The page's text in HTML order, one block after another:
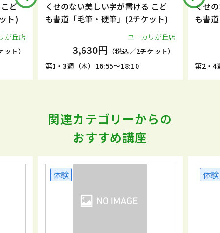
ど
ト)
が丘店
ト）
くせのない美しい字が書ける こど
も書道「毛筆・硬筆」(2チケット)
ユーカリが丘店
3,630円 （税込／2チケット）
第1・3週（木）16:55～18:10
くせ
も書
第2・4
関連カテゴリーからの
おすすめ講座
体験 体験